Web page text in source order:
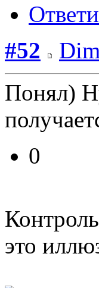
#52
Понял)
0
это